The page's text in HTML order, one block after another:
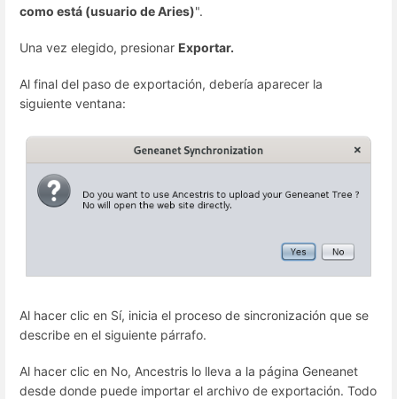
como está (usuario de Aries)".
Una vez elegido, presionar Exportar.
Al final del paso de exportación, debería aparecer la
siguiente ventana:
Al hacer clic en Sí, inicia el proceso de sincronización que se
describe en el siguiente párrafo.
Al hacer clic en No, Ancestris lo lleva a la página Geneanet
desde donde puede importar el archivo de exportación. Todo